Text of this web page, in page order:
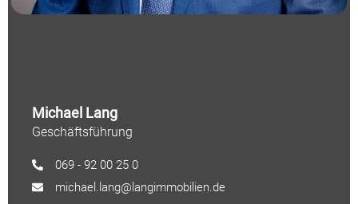
Michael Lang
Geschäftsführung
069 - 92 00 25 0
michael.lang@langimmobilien.de